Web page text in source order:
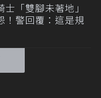
「雙腳未著地」
！警回覆：這是規